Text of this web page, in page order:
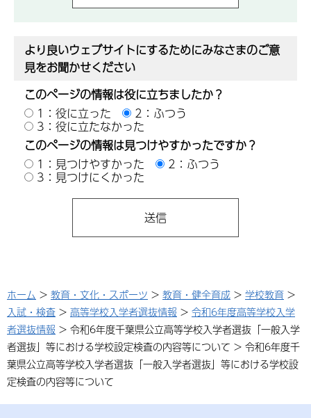
より良いウェブサイトにするためにみなさまのご意
見をお聞かせください
このページの情報は役に立ちましたか？
1：役に立った
2：ふつう
3：役に立たなかった
このページの情報は見つけやすかったですか？
1：見つけやすかった
2：ふつう
3：見つけにくかった
ホーム > 教育・文化・スポーツ > 教育・健全育成 > 学校教育 >
入試・検査 > 高等学校入学者選抜情報 > 令和6年度高等学校入学
者選抜情報 > 令和6年度千葉県公立高等学校入学者選抜「一般入学
者選抜」等における学校設定検査の内容等について > 令和6年度千
葉県公立高等学校入学者選抜「一般入学者選抜」等における学校設
定検査の内容等について